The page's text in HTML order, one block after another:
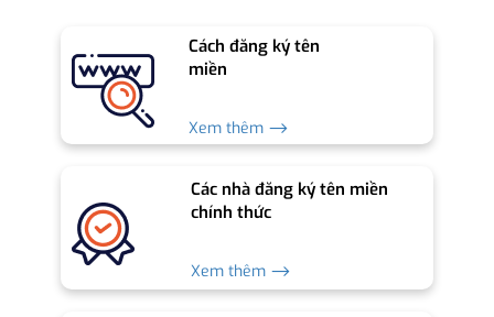
Cách đăng ký tên
miền
Xem thêm ⟶
Các nhà đăng ký tên miền
chính thức
Xem thêm ⟶